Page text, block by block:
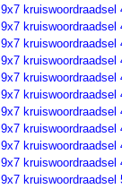
9x7 kruiswoordraadsel
9x7 kruiswoordraadsel
9x7 kruiswoordraadsel
9x7 kruiswoordraadsel
9x7 kruiswoordraadsel
9x7 kruiswoordraadsel
9x7 kruiswoordraadsel
9x7 kruiswoordraadsel
9x7 kruiswoordraadsel
9x7 kruiswoordraadsel
9x7 kruiswoordraadsel